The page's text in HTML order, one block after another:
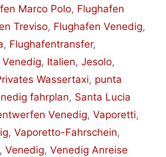
Marco Polo, Flughafen
Treviso, Flughafen Venedig,
, Flughafentransfer,
, Italien, Jesolo,
Wassertaxi, punta
fahrplan, Santa Lucia
Venedig, Vaporetti,
, Vaporetto-Fahrschein,
, Venedig, Venedig Anreise